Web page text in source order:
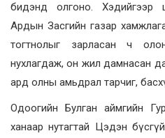
бидэнд олгоно. Хэдийгээр
Ардын Засгийн газар
тогтнолыг зарласан ч
нухлагдаж, он жил дамнасан
ард олны амьдрал тарчиг,
Одоогийн Булган аймгийн
ханаар нутагтай Цэдэн бүсгүй